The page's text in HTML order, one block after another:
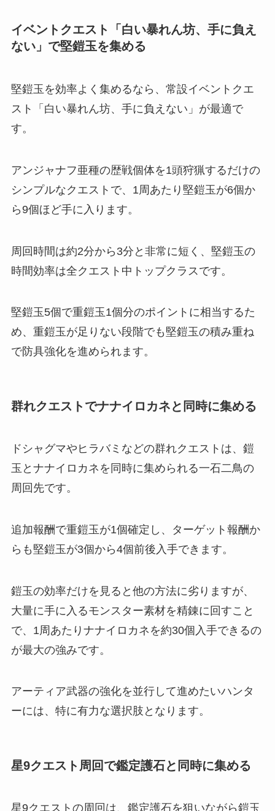
イベントクエスト「白い暴れん坊、手に負え
ない」で堅鎧玉を集める
堅鎧玉を効率よく集めるなら、常設イベントクエ
スト「白い暴れん坊、手に負えない」が最適で
す。
アンジャナフ亜種の歴戦個体を1頭狩猟するだけの
シンプルなクエストで、1周あたり堅鎧玉が6個か
ら9個ほど手に入ります。
周回時間は約2分から3分と非常に短く、堅鎧玉の
時間効率は全クエスト中トップクラスです。
堅鎧玉5個で重鎧玉1個分のポイントに相当するた
め、重鎧玉が足りない段階でも堅鎧玉の積み重ね
で防具強化を進められます。
群れクエストでナナイロカネと同時に集める
ドシャグマやヒラバミなどの群れクエストは、鎧
玉とナナイロカネを同時に集められる一石二鳥の
周回先です。
追加報酬で重鎧玉が1個確定し、ターゲット報酬か
らも堅鎧玉が3個から4個前後入手できます。
鎧玉の効率だけを見ると他の方法に劣りますが、
大量に手に入るモンスター素材を精錬に回すこと
で、1周あたりナナイロカネを約30個入手できるの
が最大の強みです。
アーティア武器の強化を並行して進めたいハンタ
ーには、特に有力な選択肢となります。
星9クエスト周回で鑑定護石と同時に集める
星9クエストの周回は、鑑定護石を狙いながら鎧玉